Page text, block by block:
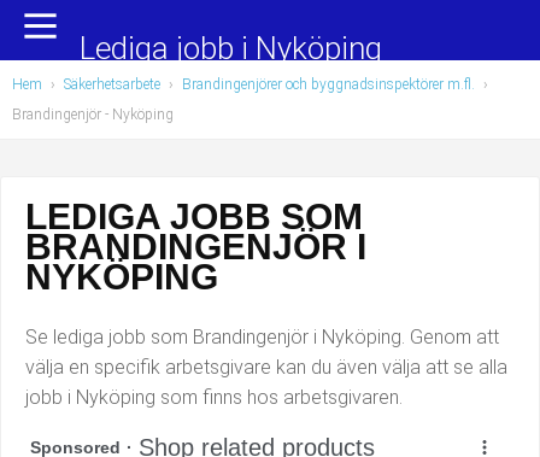
Yrkesområden
Administration, ekonomi, juridik
Chefer och verksamhetsledare
Data/IT
Försäljning, inköp, marknadsföring
Hantverksyrken
Hotell, restaurang, storhushåll
Populära jobb
Undersköterska, hemtjänst och äldreboende
Barnskötare
Lärare i förskola/Förskollärare
Lagerarbetare
Bussförare/Busschaufför
Elevassistent
Lediga jobb i Nyköping
Hem › Säkerhetsarbete › Brandingenjörer och byggnadsinspektörer m.fl.
›
Brandingenjör - Nyköping
LEDIGA JOBB SOM
BRANDINGENJÖR I
NYKÖPING
Se lediga jobb som Brandingenjör i Nyköping. Genom att
välja en specifik arbetsgivare kan du även välja att se alla
jobb i Nyköping som finns hos arbetsgivaren.